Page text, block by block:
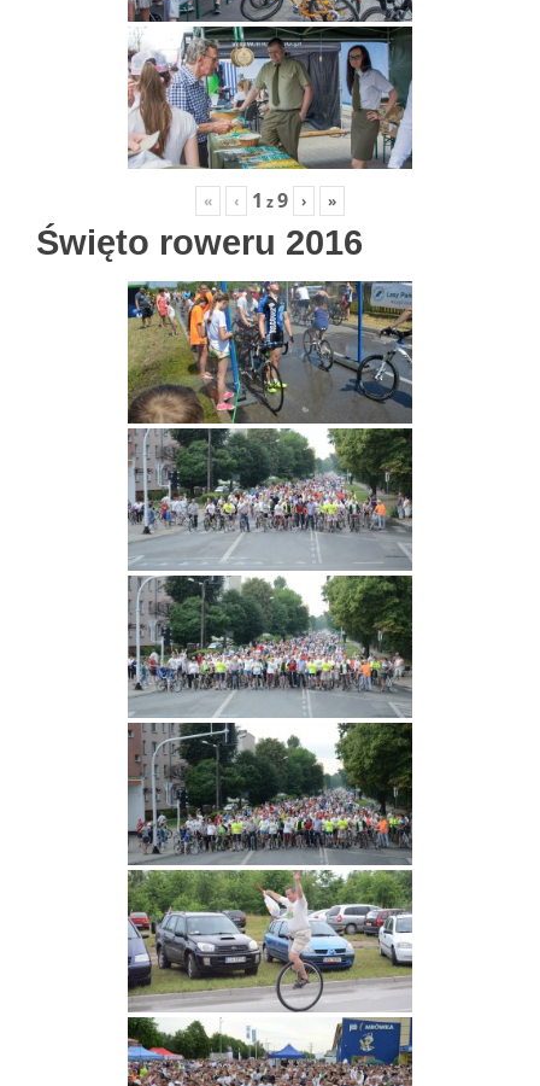
« ‹ 1 z9 › »
Święto roweru 2016